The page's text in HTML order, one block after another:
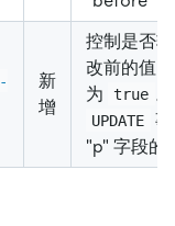
新
增
控制是否
改前的值
为
true
UPDATE
"p" 字段的